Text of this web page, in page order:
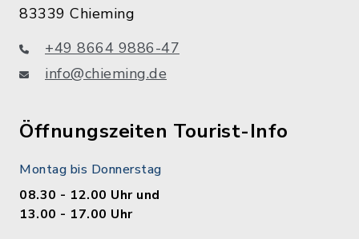
83339 Chieming
+49 8664 9886-47
info@chieming.de
Öffnungszeiten Tourist-Info
Montag bis Donnerstag
08.30 - 12.00 Uhr und
13.00 - 17.00 Uhr